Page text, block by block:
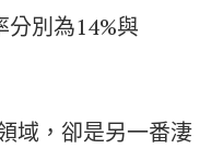
別為14%與
域，卻是另一番淒